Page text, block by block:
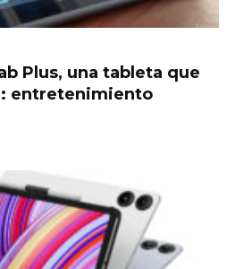
Plus, una tableta que
entretenimiento